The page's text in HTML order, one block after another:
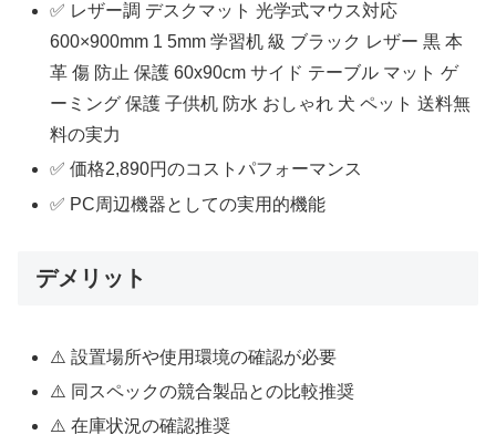
✅ レザー調 デスクマット 光学式マウス対応
600×900mm 1 5mm 学習机 級 ブラック レザー 黒 本
革 傷 防止 保護 60x90cm サイド テーブル マット ゲ
ーミング 保護 子供机 防水 おしゃれ 犬 ペット 送料無
料の実力
✅ 価格2,890円のコストパフォーマンス
✅ PC周辺機器としての実用的機能
デメリット
⚠️ 設置場所や使用環境の確認が必要
⚠️ 同スペックの競合製品との比較推奨
⚠️ 在庫状況の確認推奨